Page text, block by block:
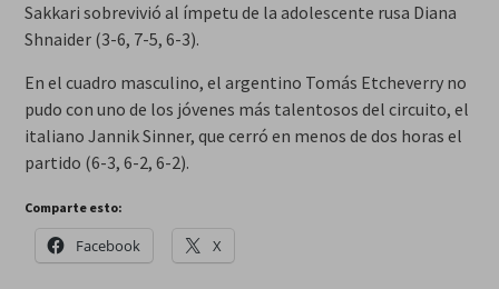
Sakkari sobrevivió al ímpetu de la adolescente rusa Diana
Shnaider (3-6, 7-5, 6-3).
En el cuadro masculino, el argentino Tomás Etcheverry no
pudo con uno de los jóvenes más talentosos del circuito, el
italiano Jannik Sinner, que cerró en menos de dos horas el
partido (6-3, 6-2, 6-2).
Comparte esto:
Facebook X